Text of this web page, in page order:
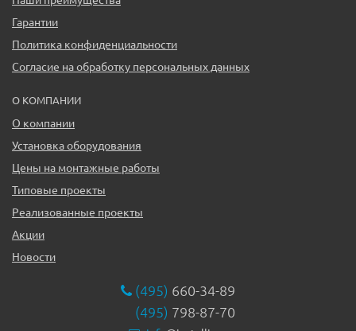
Гарантии
Политика конфиденциальности
Согласие на обработку персональных данных
О КОМПАНИИ
О компании
Установка оборудования
Цены на монтажные работы
Типовые проекты
Реализованные проекты
Акции
Новости
(495) 660-34-89
(495) 798-87-70